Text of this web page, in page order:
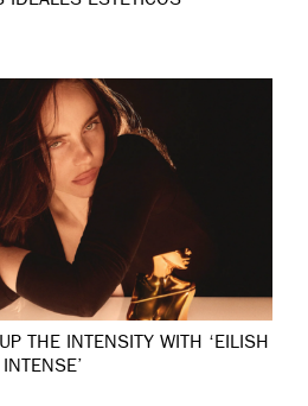
THE INTENSITY WITH ‘EILISH
INTENSE’